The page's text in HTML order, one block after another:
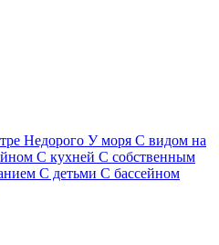
Недорого У моря С видом на
С кухней С собственным
С детьми С бассейном